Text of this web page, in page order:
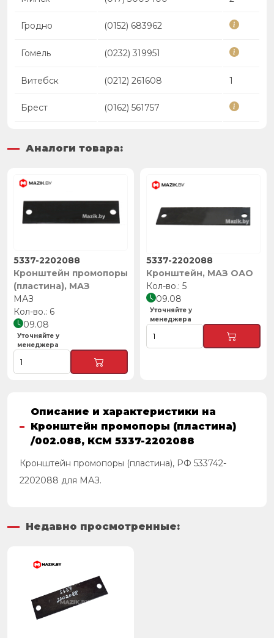
Гродно (0152) 683962
Гомель (0232) 319951
Витебск (0212) 261608 1
Брест (0162) 561757
Аналоги товара:
Кронштейн промопоры
(пластина), МАЗ
5337-2202088
МАЗ
6
09.08
Уточняйте у
менеджера
Кронштейн, МАЗ ОАО
5337-2202088
5
09.08
Уточняйте у
менеджера
Описание и характеристики на
Кронштейн промопоры (пластина)
/002.088, КСМ 5337-2202088
Кронштейн промопоры (пластина), РФ 533742-
2202088 для МАЗ.
Недавно просмотренные: